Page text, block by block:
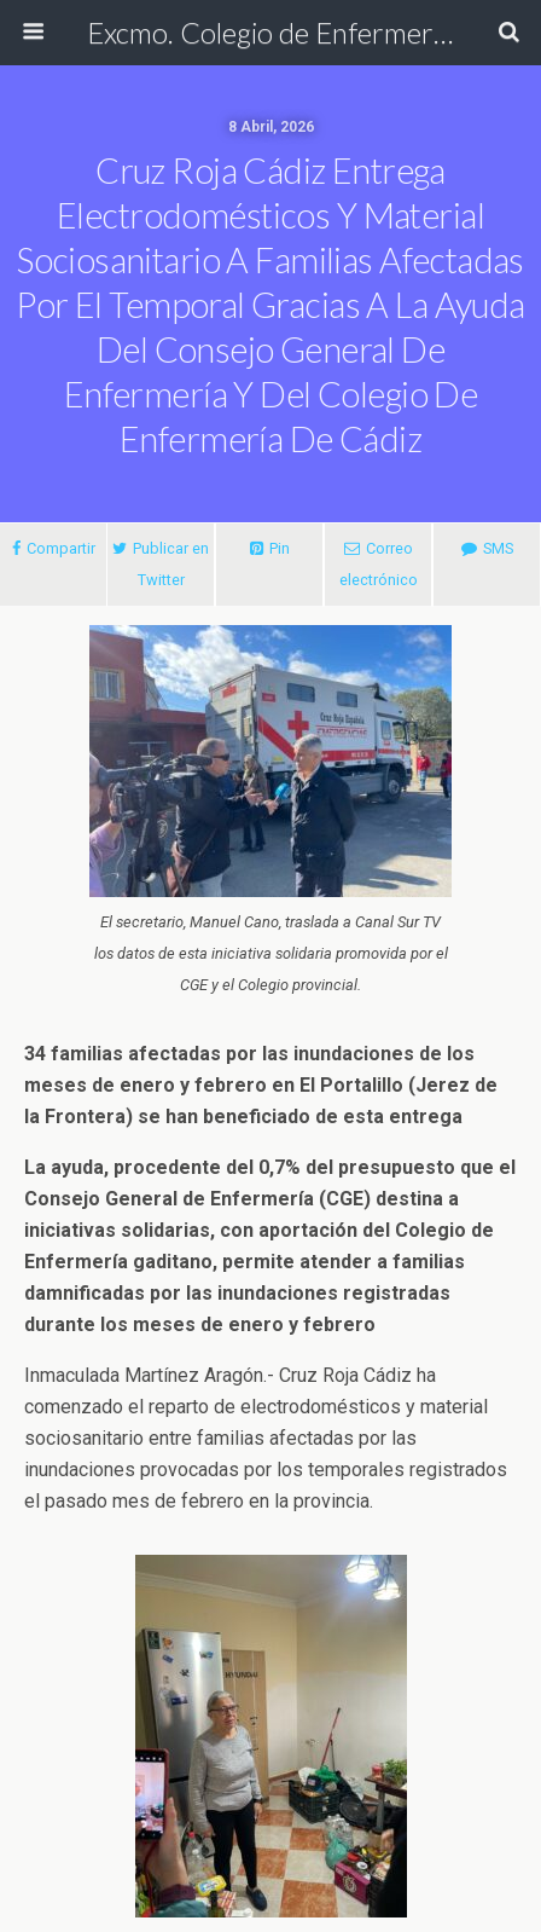
Excmo. Colegio de Enfermería de Cádiz
8 Abril, 2026
Cruz Roja Cádiz Entrega
Electrodomésticos Y Material
Sociosanitario A Familias Afectadas
Por El Temporal Gracias A La Ayuda
Del Consejo General De
Enfermería Y Del Colegio De
Enfermería De Cádiz
Compartir
Publicar en
Twitter
Pin
Correo
electrónico
SMS
El secretario, Manuel Cano, traslada a Canal Sur TV
los datos de esta iniciativa solidaria promovida por el
CGE y el Colegio provincial.
34 familias afectadas por las inundaciones de los
meses de enero y febrero en El Portalillo (Jerez de
la Frontera) se han beneficiado de esta entrega
La ayuda, procedente del 0,7% del presupuesto que el
Consejo General de Enfermería (CGE) destina a
iniciativas solidarias, con aportación del Colegio de
Enfermería gaditano, permite atender a familias
damnificadas por las inundaciones registradas
durante los meses de enero y febrero
Inmaculada Martínez Aragón.- Cruz Roja Cádiz ha
comenzado el reparto de electrodomésticos y material
sociosanitario entre familias afectadas por las
inundaciones provocadas por los temporales registrados
el pasado mes de febrero en la provincia.